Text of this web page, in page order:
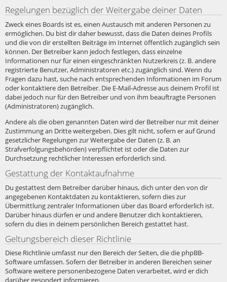
Regelungen bezüglich der Weitergabe deiner Daten
Zweck eines Boards ist es, einen Austausch mit anderen Personen zu
ermöglichen. Du bist dir daher bewusst, dass die Daten deines Profils
und die von dir erstellten Beiträge im Internet öffentlich zugänglich sein
können. Der Betreiber kann jedoch festlegen, dass einzelne
Informationen nur für einen eingeschränkten Nutzerkreis (z. B. andere
registrierte Benutzer, Administratoren etc.) zugänglich sind. Wenn du
Fragen dazu hast, suche nach entsprechenden Informationen im Forum
oder kontaktiere den Betreiber. Die E-Mail-Adresse aus deinem Profil ist
dabei jedoch nur für den Betreiber und von ihm beauftragte Personen
(Administratoren) zugänglich.
Andere als die oben genannten Daten wird der Betreiber nur mit deiner
Zustimmung an Dritte weitergeben. Dies gilt nicht, sofern er auf Grund
gesetzlicher Regelungen zur Weitergabe der Daten (z. B. an
Strafverfolgungsbehörden) verpflichtet ist oder die Daten zur
Durchsetzung rechtlicher Interessen erforderlich sind.
Gestattung der Kontaktaufnahme
Du gestattest dem Betreiber darüber hinaus, dich unter den von dir
angegebenen Kontaktdaten zu kontaktieren, sofern dies zur
Übermittlung zentraler Informationen über das Board erforderlich ist.
Darüber hinaus dürfen er und andere Benutzer dich kontaktieren,
sofern du dies in deinem persönlichen Bereich gestattet hast.
Geltungsbereich dieser Richtlinie
Diese Richtlinie umfasst nur den Bereich der Seiten, die die phpBB-
Software umfassen. Sofern der Betreiber in anderen Bereichen seiner
Software weitere personenbezogene Daten verarbeitet, wird er dich
darüber gesondert informieren.